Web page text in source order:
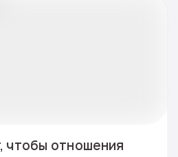
чтобы отношения